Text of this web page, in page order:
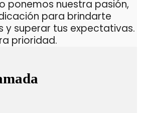
ponemos nuestra pasión,
para brindarte
y superar tus expectativas.
prioridad.